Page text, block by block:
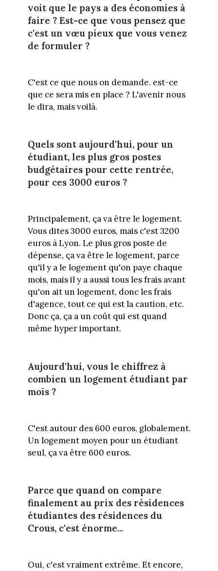
voit que le pays a des économies à
faire ? Est-ce que vous pensez que
c'est un vœu pieux que vous venez
de formuler ?
C'est ce que nous on demande. est-ce
que ce sera mis en place ? L'avenir nous
le dira, mais voilà.
Quels sont aujourd'hui, pour un
étudiant, les plus gros postes
budgétaires pour cette rentrée,
pour ces 3000 euros ?
Principalement, ça va être le logement.
Vous dites 3000 euros, mais c'est 3200
euros à Lyon. Le plus gros poste de
dépense, ça va être le logement, parce
qu'il y a le logement qu'on paye chaque
mois, mais il y a aussi tous les frais avant
qu'on ait un logement, donc les frais
d'agence, tout ce qui est la caution, etc.
Donc ça, ça a un coût qui est quand
même hyper important.
Aujourd'hui, vous le chiffrez à
combien un logement étudiant par
mois ?
C'est autour des 600 euros, globalement.
Un logement moyen pour un étudiant
seul, ça va être 600 euros.
Parce que quand on compare
finalement au prix des résidences
étudiantes des résidences du
Crous, c'est énorme...
Oui, c'est vraiment extrême. Et encore,